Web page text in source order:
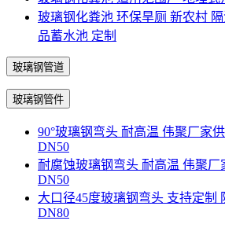
玻璃钢化粪池 环保旱厕 新农村
品蓄水池 定制
玻璃钢管道
玻璃钢管件
90°玻璃钢弯头 耐高温 伟聚厂家
DN50
耐腐蚀玻璃钢弯头 耐高温 伟聚
DN50
大口径45度玻璃钢弯头 支持定制
DN80